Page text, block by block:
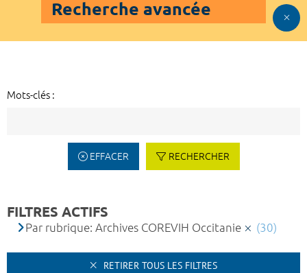
Recherche avancée
Mots-clés :
EFFACER RECHERCHER
FILTRES ACTIFS
Par rubrique: Archives COREVIH Occitanie (30)
RETIRER TOUS LES FILTRES